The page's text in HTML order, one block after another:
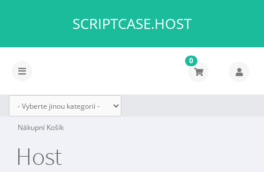
SCRIPTCASE.HOST
Přepnout
0
Nákupní Košík
Host